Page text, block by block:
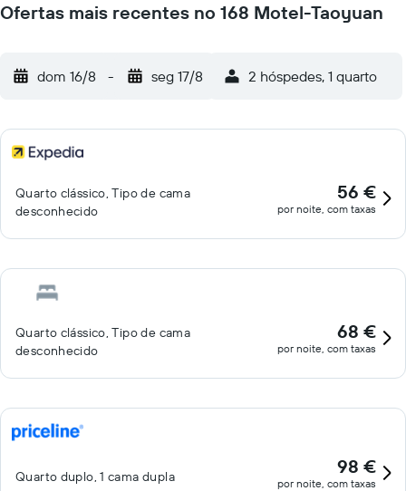
Ofertas mais recentes no 168 Motel-Taoyuan
dom 16/8 - seg 17/8 2 hóspedes, 1 quarto
Quarto clássico, Tipo de cama
desconhecido
56 €
por noite, com taxas
Quarto clássico, Tipo de cama
desconhecido
68 €
por noite, com taxas
Quarto duplo, 1 cama dupla 98 €
por noite, com taxas